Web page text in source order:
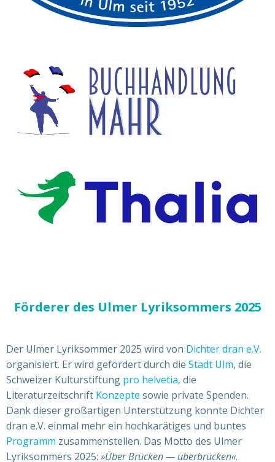
Förderer des Ulmer Lyriksommers 2025
Der Ulmer Lyriksommer 2025 wird von Dichter dran e.V.
organisiert. Er wird gefördert durch die Stadt Ulm, die
Schweizer Kulturstiftung pro helvetia, die
Literaturzeitschrift Konzepte sowie private Spenden.
Dank dieser großartigen Unterstützung konnte Dichter
dran e.V. einmal mehr ein hochkarätiges und buntes
Programm zusammenstellen. Das Motto des Ulmer
Lyriksommers 2025: »Über Brücken — überbrücken«.